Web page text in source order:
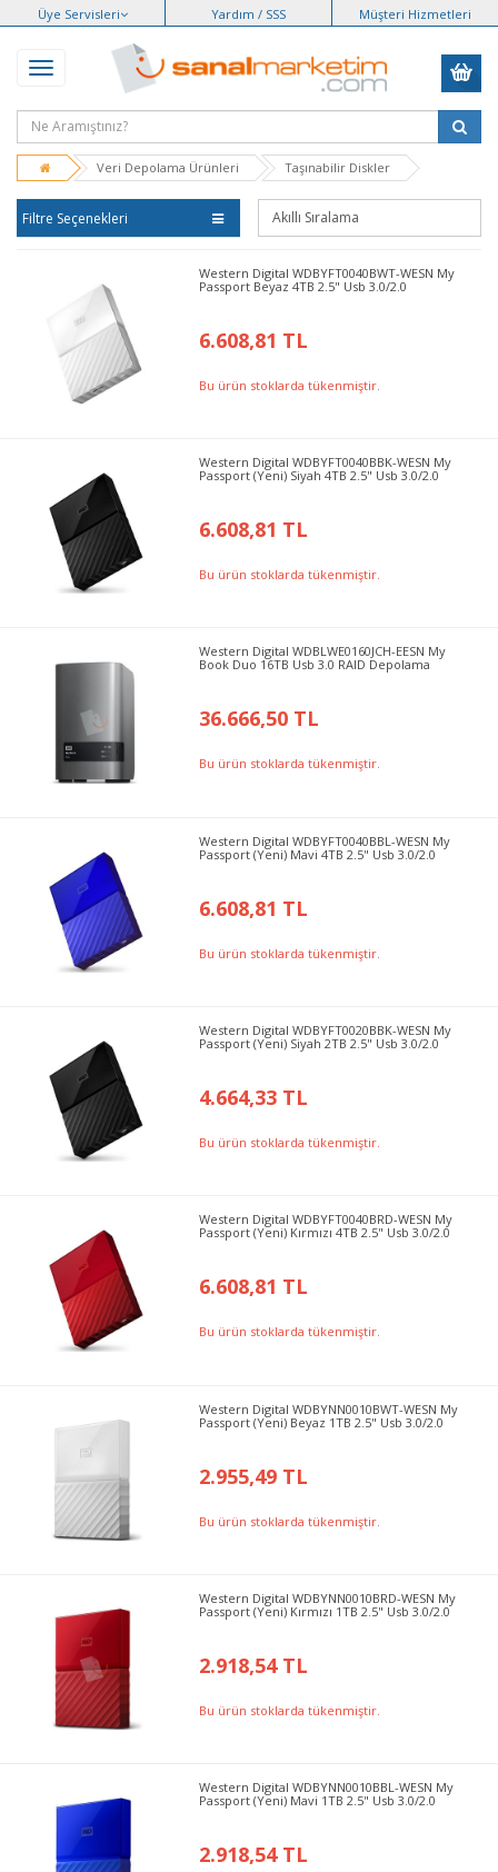
Üye Servisleri Yardım / SSS Müşteri Hizmetleri
Veri Depolama Ürünleri Taşınabilir Diskler
Filtre Seçenekleri
Western Digital WDBYFT0040BWT-WESN My
Passport Beyaz 4TB 2.5" Usb 3.0/2.0
6.608,81 TL
Bu ürün stoklarda tükenmiştir.
Western Digital WDBYFT0040BBK-WESN My
Passport (Yeni) Siyah 4TB 2.5" Usb 3.0/2.0
6.608,81 TL
Bu ürün stoklarda tükenmiştir.
Western Digital WDBLWE0160JCH-EESN My
Book Duo 16TB Usb 3.0 RAID Depolama
36.666,50 TL
Bu ürün stoklarda tükenmiştir.
Western Digital WDBYFT0040BBL-WESN My
Passport (Yeni) Mavi 4TB 2.5" Usb 3.0/2.0
6.608,81 TL
Bu ürün stoklarda tükenmiştir.
Western Digital WDBYFT0020BBK-WESN My
Passport (Yeni) Siyah 2TB 2.5" Usb 3.0/2.0
4.664,33 TL
Bu ürün stoklarda tükenmiştir.
Western Digital WDBYFT0040BRD-WESN My
Passport (Yeni) Kırmızı 4TB 2.5" Usb 3.0/2.0
6.608,81 TL
Bu ürün stoklarda tükenmiştir.
Western Digital WDBYNN0010BWT-WESN My
Passport (Yeni) Beyaz 1TB 2.5" Usb 3.0/2.0
2.955,49 TL
Bu ürün stoklarda tükenmiştir.
Western Digital WDBYNN0010BRD-WESN My
Passport (Yeni) Kırmızı 1TB 2.5" Usb 3.0/2.0
2.918,54 TL
Bu ürün stoklarda tükenmiştir.
Western Digital WDBYNN0010BBL-WESN My
Passport (Yeni) Mavi 1TB 2.5" Usb 3.0/2.0
2.918,54 TL